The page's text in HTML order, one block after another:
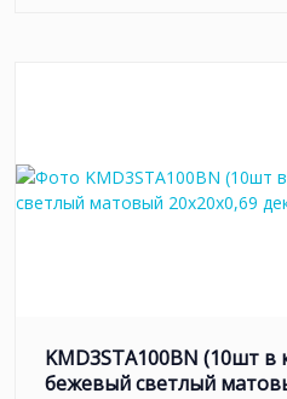
KMD3STA100BN (10шт в
бежевый светлый